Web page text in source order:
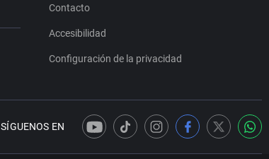
Contacto
Accesibilidad
Configuración de la privacidad
SÍGUENOS EN